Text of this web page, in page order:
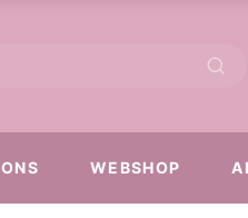
WEBSHOP